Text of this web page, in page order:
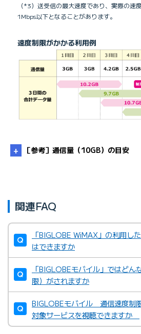
（*3）送受信の最大速度であり、実際の速
1Mbps以下となることがあります。
速度制限がかかる利用例
［参考］通信量（10GB）の目安
関連FAQ
「BIGLOBE WiMAX」の利用し
はできますか
「BIGLOBEモバイル」ではどん
限）がされますか
BIGLOBEモバイル 通信速度制
対象サービスを視聴できますか